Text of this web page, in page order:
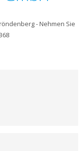
- Nehmen Sie